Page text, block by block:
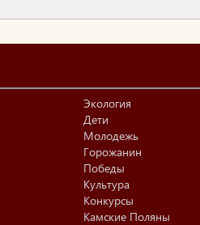
Экология
Дети
Молодежь
Горожанин
Победы
Культура
Конкурсы
Камские Поляны